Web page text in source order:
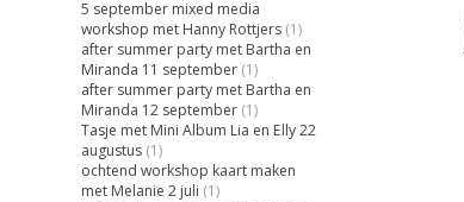
5 september mixed media
workshop met Hanny Rottjers (1)
after summer party met Bartha en
Miranda 11 september (1)
after summer party met Bartha en
Miranda 12 september (1)
Tasje met Mini Album Lia en Elly 22
augustus (1)
ochtend workshop kaart maken
met Melanie 2 juli (1)